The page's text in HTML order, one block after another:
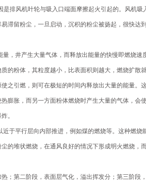
风机叶轮与吸入口端面摩擦起火引起的。风机吸
滞留粉尘，一旦启动，沉积的粉尘被扬起，很快达
井产生大量气体，而释放出能量的快慢即燃烧速
的粉体，其粒度越小，比表面积则越大，燃烧扩散
之引燃，则可在极短的时间内释放出大量的能量。
膨胀，而另一方面粉体燃烧时产生大量的气体，会
。
于平行层向内部推进，例如煤的燃烧等。这种燃烧
的堆状燃烧，在通风良好的情况下形成明火燃烧，
第二阶段，表面层气化，溢出挥发分；第三阶段